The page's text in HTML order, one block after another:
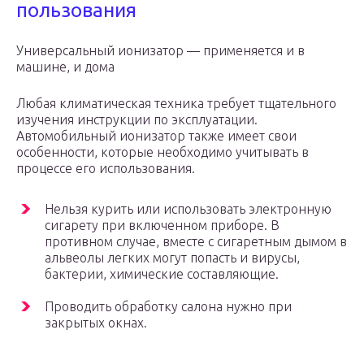
пользования
Универсальный ионизатор — применяется и в
машине, и дома
Любая климатическая техника требует тщательного
изучения инструкции по эксплуатации.
Автомобильный ионизатор также имеет свои
особенности, которые необходимо учитывать в
процессе его использования.
Нельзя курить или использовать электронную
сигарету при включенном приборе. В
противном случае, вместе с сигаретным дымом в
альвеолы легких могут попасть и вирусы,
бактерии, химические составляющие.
Проводить обработку салона нужно при
закрытых окнах.